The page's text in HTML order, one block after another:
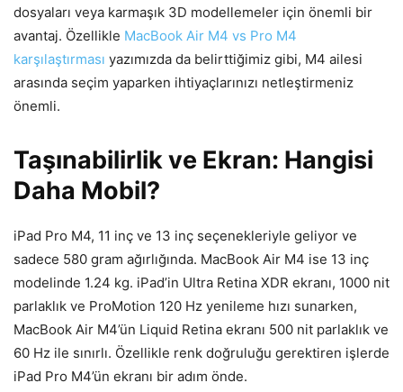
dosyaları veya karmaşık 3D modellemeler için önemli bir
avantaj. Özellikle MacBook Air M4 vs Pro M4
karşılaştırması yazımızda da belirttiğimiz gibi, M4 ailesi
arasında seçim yaparken ihtiyaçlarınızı netleştirmeniz
önemli.
Taşınabilirlik ve Ekran: Hangisi
Daha Mobil?
iPad Pro M4, 11 inç ve 13 inç seçenekleriyle geliyor ve
sadece 580 gram ağırlığında. MacBook Air M4 ise 13 inç
modelinde 1.24 kg. iPad’in Ultra Retina XDR ekranı, 1000 nit
parlaklık ve ProMotion 120 Hz yenileme hızı sunarken,
MacBook Air M4’ün Liquid Retina ekranı 500 nit parlaklık ve
60 Hz ile sınırlı. Özellikle renk doğruluğu gerektiren işlerde
iPad Pro M4’ün ekranı bir adım önde.